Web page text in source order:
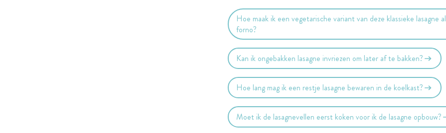
Hoe maak ik een vegetarische variant van deze klassieke lasagne al
forno?
Kan ik ongebakken lasagne invriezen om later af te bakken?
Hoe lang mag ik een restje lasagne bewaren in de koelkast?
Moet ik de lasagnevellen eerst koken voor ik de lasagne opbouw?